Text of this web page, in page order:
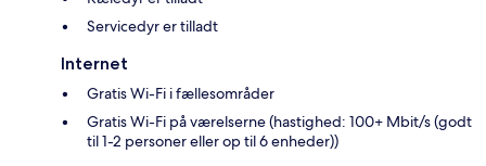
Servicedyr er tilladt
Internet
Gratis Wi-Fi i fællesområder
Gratis Wi-Fi på værelserne (hastighed: 100+ Mbit/s (godt
til 1-2 personer eller op til 6 enheder))